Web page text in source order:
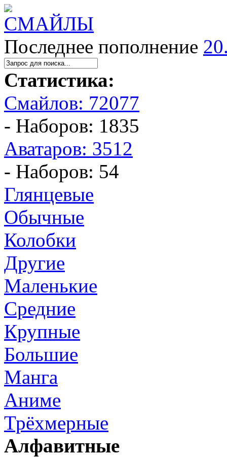
Последнее пополнение
Статистика:
Смайлов: 72077
- Наборов: 1835
Аватаров: 3512
- Наборов: 54
Глянцевые
Обычные
Колобки
Другие
Маленькие
Средние
Крупные
Большие
Манга
Аниме
Трёхмерные
Алфавитные